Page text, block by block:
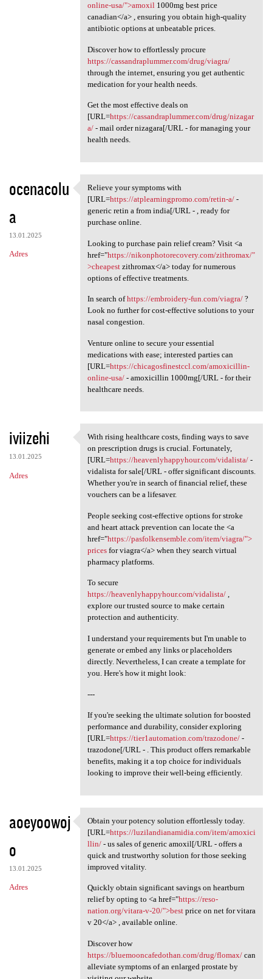
online-usa/">amoxil1000mg best price
canadian</a> , ensuring you obtain high-quality
antibiotic options at unbeatable prices.
Discover how to effortlessly procure
https://cassandraplummer.com/drug/viagra/
through the internet, ensuring you get authentic
medication for your health needs.
Get the most effective deals on
[URL=https://cassandraplummer.com/drug/nizagar
a/- mail order nizagara[/URL - for managing your
health needs.
ocenacolu
a
13.01.2025
Adres
Relieve your symptoms with
Relieve your symptoms with
[URL=https://atplearningpromo.com/retin-a/-
generic retin a from india[/URL - , ready for
purchase online.
Looking to purchase pain relief cream? Visit <a
href="https://nikonphotorecovery.com/zithromax/"
>cheapestzithromax</a> today for numerous
options of effective treatments.
In search ofhttps://embroidery-fun.com/viagra/?
Look no further for cost-effective solutions to your
nasal congestion.
Venture online to secure your essential
medications with ease; interested parties can
[URL=https://chicagosfinestccl.com/amoxicillin-
online-usa/- amoxicillin 1000mg[/URL - for their
healthcare needs.
iviizehi
13.01.2025
Adres
With rising healthcare costs,
With rising healthcare costs, finding ways to save
on prescription drugs is crucial. Fortunately,
[URL=https://heavenlyhappyhour.com/vidalista/-
vidalista for sale[/URL - offer significant discounts.
Whether you're in search of financial relief, these
vouchers can be a lifesaver.
People seeking cost-effective options for stroke
and heart attack prevention can locate the <a
href="https://pasfolkensemble.com/item/viagra/">
pricesfor viagra</a> when they search virtual
pharmacy platforms.
To secure
https://heavenlyhappyhour.com/vidalista/,
explore our trusted source to make certain
protection and authenticity.
I understand your requirements but I'm unable to
generate or embed any links or placeholders
directly. Nevertheless, I can create a template for
you. Here's how it might look:
---
If you're seeking the ultimate solution for boosted
performance and durability, consider exploring
[URL=https://tier1automation.com/trazodone/-
trazodone[/URL - . This product offers remarkable
benefits, making it a top choice for individuals
looking to improve their well-being efficiently.
aoeyoowoj
o
13.01.2025
Adres
Obtain your potency solution
Obtain your potency solution effortlessly today.
[URL=https://luzilandianamidia.com/item/amoxici
llin/- us sales of generic amoxil[/URL - offers a
quick and trustworthy solution for those seeking
improved vitality.
Quickly obtain significant savings on heartburn
relief by opting to <a href="https://reso-
nation.org/vitara-v-20/">bestprice on net for vitara
v 20</a> , available online.
Discover how
https://bluemooncafedothan.com/drug/flomax/can
alleviate symptoms of an enlarged prostate by